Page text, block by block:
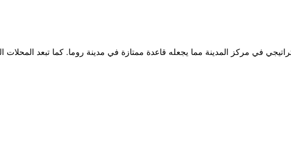
4 نجوم في مكان إستراتيجي في مركز المدينة مما يجعله قاعدة ممتازة في مدينة روما. كما تبعد